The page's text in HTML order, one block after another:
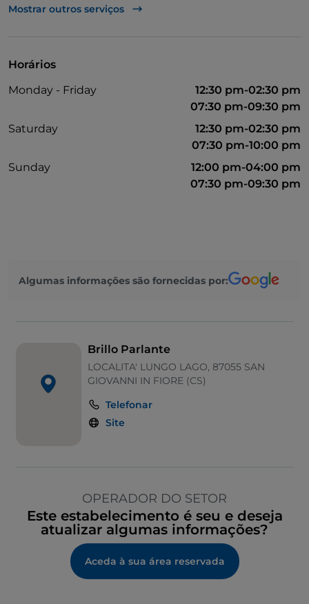
Mastercard
Mostrar outros serviços
Horários
Monday - Friday
12:30 pm-02:30 pm
07:30 pm-09:30 pm
Saturday
12:30 pm-02:30 pm
07:30 pm-10:00 pm
Sunday
12:00 pm-04:00 pm
07:30 pm-09:30 pm
Algumas informações são fornecidas por:
Brillo Parlante
LOCALITA' LUNGO LAGO, 87055 SAN
GIOVANNI IN FIORE (CS)
Telefonar
Site
OPERADOR DO SETOR
Este estabelecimento é seu e deseja
atualizar algumas informações?
Aceda à sua área reservada